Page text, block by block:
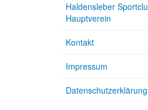
Haldensleber
Hauptverein
Kontakt
Impressum
Datenschutzerklärung